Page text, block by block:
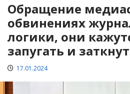
Обращение
обвинениях
логики, они
запугать и
17.01.2024